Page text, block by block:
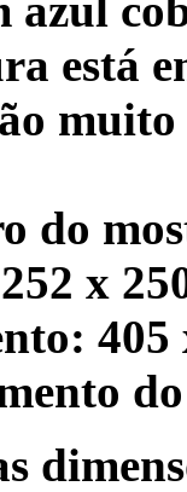
está
muito
do
x
405